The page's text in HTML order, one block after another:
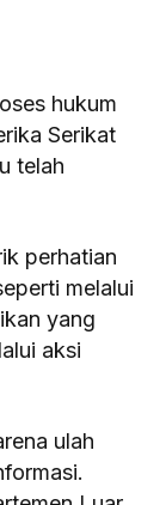
hukum
Serikat
telah
perhatian
melalui
yang
aksi
ulah